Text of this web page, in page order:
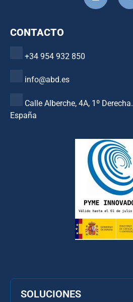
CONTACTO
+34 954 932 850
info@abd.es
Calle Alberche, 4A, 1º
España
SOLUCIONES